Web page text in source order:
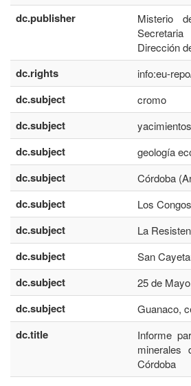
dc.publisher
Misterio
Dirección
dc.rights info:eu-
dc.subject cromo
dc.subject yacimientos
dc.subject geología
dc.subject Córdoba
dc.subject Los
dc.subject La
dc.subject San
dc.subject 25 de
dc.subject Guanaco,
dc.title
Informe
Córdoba